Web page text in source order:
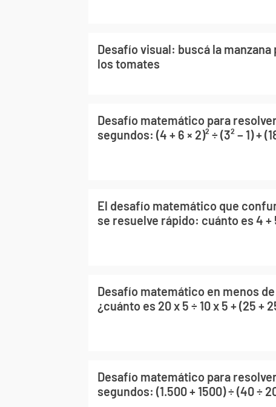
Desafío visual: buscá la
los tomates
Desafío matemático para
segundos: (4 + 6 × 2)² ÷ (3² − 1) +
El desafío matemático que
se resuelve rápido: cuánto es 4 +
Desafío matemático en menos
¿cuánto es 20 x 5 ÷ 10 x 5 + (25 +
Desafío matemático para
segundos: (1.500 + 1500) ÷ (40 ÷